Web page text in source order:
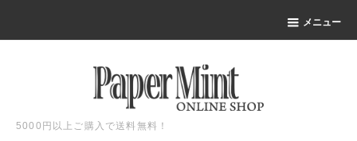
メニュー
5000円以上ご購入で送料無料！